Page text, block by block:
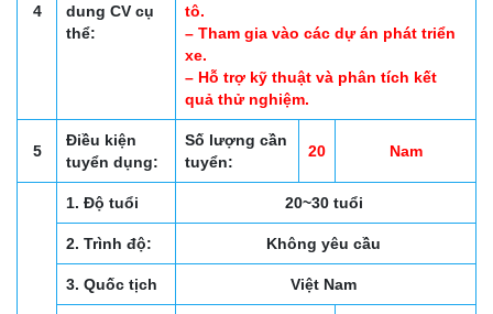
4
dung CV cụ
thể:
tô.
– Tham gia vào các dự án phát triển
xe.
– Hỗ trợ kỹ thuật và phân tích kết
quả thử nghiệm.
5
Điều kiện
tuyển dụng:
Số lượng cần
tuyển:
20 Nam
1. Độ tuổi 20~30 tuổi
2. Trình độ: Không yêu cầu
3. Quốc tịch Việt Nam